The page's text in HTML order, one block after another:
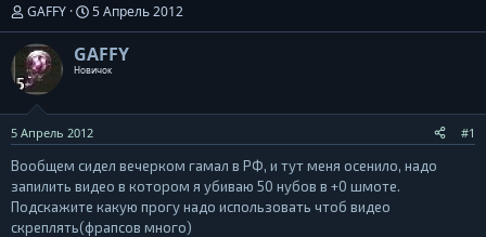
А
в
т
о
р
т
е
м
ы
GAFFY
Д
а
т
а
н
ч
а
л
а
5 Апрель 2012
GAFFY
Новичок
5 Апрель 2012 #1
Вообщем сидел вечерком гамал в РФ, и тут меня осенило, надо
запилить видео в котором я убиваю 50 нубов в +0 шмоте.
Подскажите какую прогу надо использовать чтоб видео
скреплять(фрапсов много)